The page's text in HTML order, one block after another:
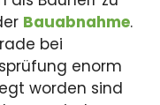
Bauabnahme.
bei
enorm
worden sind